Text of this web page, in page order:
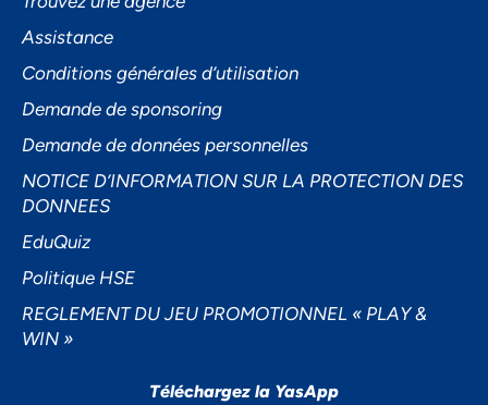
Assistance
Conditions générales d’utilisation
Demande de sponsoring
Demande de données personnelles
NOTICE D’INFORMATION SUR LA PROTECTION DES
DONNEES
EduQuiz
Politique HSE
REGLEMENT DU JEU PROMOTIONNEL « PLAY &
WIN »
Téléchargez la YasApp
Préférences